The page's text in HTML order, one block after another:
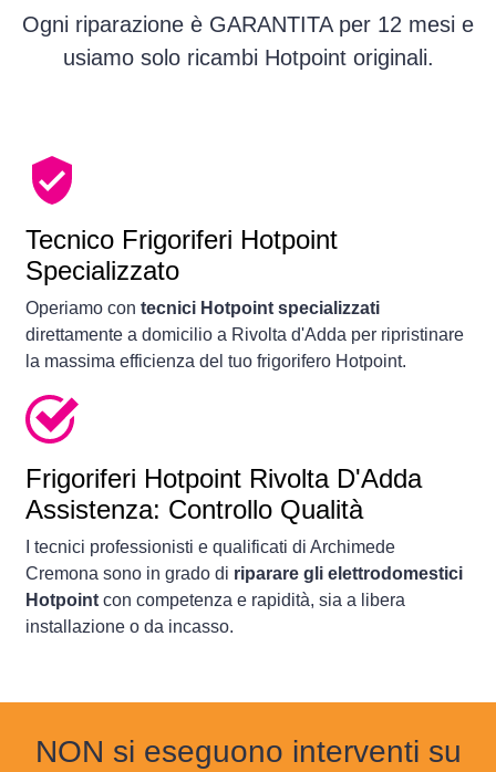
Ogni riparazione è GARANTITA per 12 mesi e
usiamo solo ricambi Hotpoint originali.
Tecnico Frigoriferi Hotpoint
Specializzato
Operiamo con tecnici Hotpoint specializzati
direttamente a domicilio a Rivolta d'Adda per ripristinare
la massima efficienza del tuo frigorifero Hotpoint.
Frigoriferi Hotpoint Rivolta D'Adda
Assistenza: Controllo Qualità
I tecnici professionisti e qualificati di Archimede
Cremona sono in grado di riparare gli elettrodomestici
Hotpoint con competenza e rapidità, sia a libera
installazione o da incasso.
NON si eseguono interventi su